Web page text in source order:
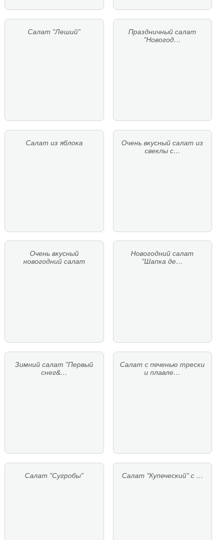
Салат "Леший"
Праздничный салат
"Новогод…
Салат из яблока
Очень вкусный салат из
свеклы с…
Очень вкусный
новогодний салат
Новогодний салат
"Шапка де…
Зимний салат "Первый
снег&…
Салат с печенью трески
и плавле…
Салат "Сугробы" Салат "Купеческий" с …